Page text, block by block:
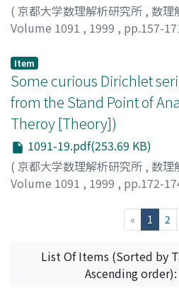
( 京都大学数理解析研究所 , 数理
Volume 1091 , 1999 , pp.157-
Item
Some curious Dirichlet
from the Stand Point of
Theroy [Theory])
1091-19.pdf(253.69 KB)
( 京都大学数理解析研究所 , 数理
Volume 1091 , 1999 , pp.172-
« 1 2
List Of Items (Sorted by
Ascending